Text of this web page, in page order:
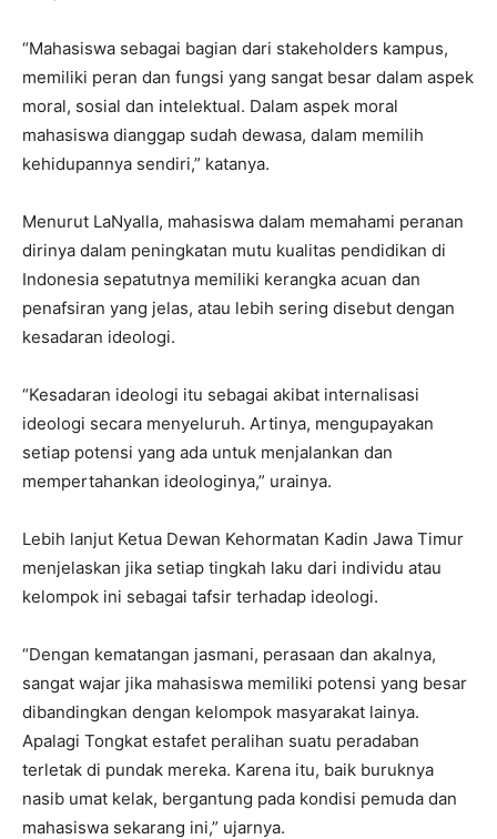
“Mahasiswa sebagai bagian dari stakeholders kampus,
memiliki peran dan fungsi yang sangat besar dalam aspek
moral, sosial dan intelektual. Dalam aspek moral
mahasiswa dianggap sudah dewasa, dalam memilih
kehidupannya sendiri,” katanya.
Menurut LaNyalla, mahasiswa dalam memahami peranan
dirinya dalam peningkatan mutu kualitas pendidikan di
Indonesia sepatutnya memiliki kerangka acuan dan
penafsiran yang jelas, atau lebih sering disebut dengan
kesadaran ideologi.
“Kesadaran ideologi itu sebagai akibat internalisasi
ideologi secara menyeluruh. Artinya, mengupayakan
setiap potensi yang ada untuk menjalankan dan
mempertahankan ideologinya,” urainya.
Lebih lanjut Ketua Dewan Kehormatan Kadin Jawa Timur
menjelaskan jika setiap tingkah laku dari individu atau
kelompok ini sebagai tafsir terhadap ideologi.
“Dengan kematangan jasmani, perasaan dan akalnya,
sangat wajar jika mahasiswa memiliki potensi yang besar
dibandingkan dengan kelompok masyarakat lainya.
Apalagi Tongkat estafet peralihan suatu peradaban
terletak di pundak mereka. Karena itu, baik buruknya
nasib umat kelak, bergantung pada kondisi pemuda dan
mahasiswa sekarang ini,” ujarnya.